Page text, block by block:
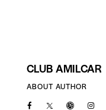
CLUB AMILCAR
ABOUT AUTHOR